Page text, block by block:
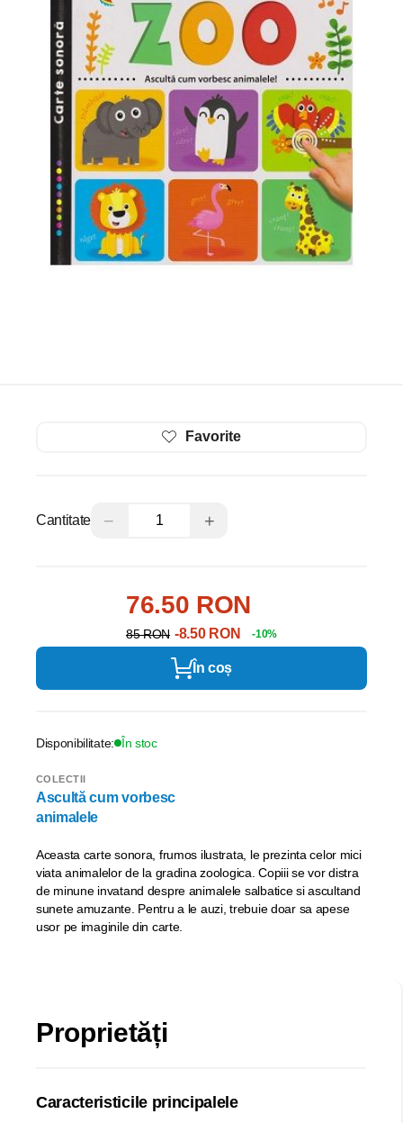
Favorite
Cantitate − +
76.50 RON
85 RON -8.50 RON -10%
În coș
Disponibilitate: În stoc
COLECTII
Ascultă cum vorbesc
animalele
Aceasta carte sonora, frumos ilustrata, le prezinta celor mici
viata animalelor de la gradina zoologica. Copiii se vor distra
de minune invatand despre animalele salbatice si ascultand
sunete amuzante. Pentru a le auzi, trebuie doar sa apese
usor pe imaginile din carte.
Proprietăți
Caracteristicile principalele